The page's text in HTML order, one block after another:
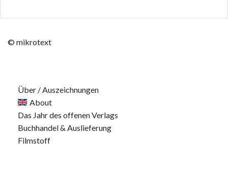
© mikrotext
Über / Auszeichnungen
About
Das Jahr des offenen Verlags
Buchhandel & Auslieferung
Filmstoff